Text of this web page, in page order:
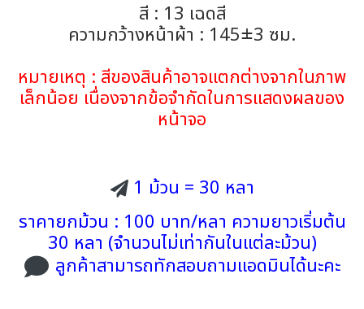
สี : 13 เฉดสี
ความกว้างหน้าผ้า : 145±3 ซม.
หมายเหตุ : สีของสินค้าอาจแตกต่างจากในภาพ
เล็กน้อย เนื่องจากข้อจำกัดในการแสดงผลของ
หน้าจอ
1 ม้วน = 30 หลา
ราคายกม้วน : 100 บาท/หลา ความยาวเริ่มต้น
30 หลา (จำนวนไม่เท่ากันในแต่ละม้วน)
ลูกค้าสามารถทักสอบถามแอดมินได้นะคะ